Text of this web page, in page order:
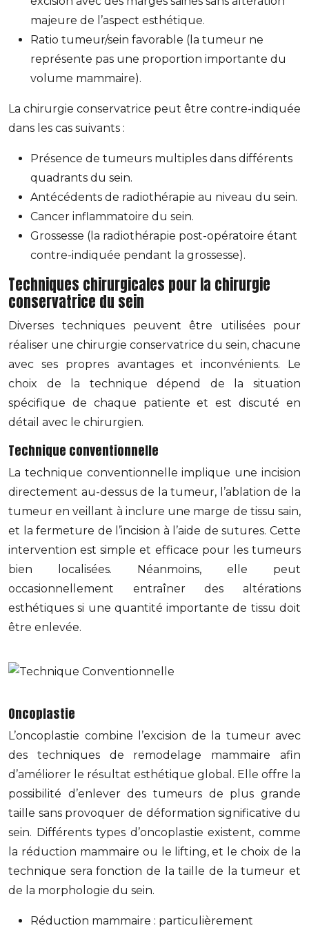
majeure de l’aspect esthétique.
Ratio tumeur/sein favorable (la tumeur ne
représente pas une proportion importante du
volume mammaire).
La chirurgie conservatrice peut être contre-indiquée
dans les cas suivants :
Présence de tumeurs multiples dans différents
quadrants du sein.
Antécédents de radiothérapie au niveau du sein.
Cancer inflammatoire du sein.
Grossesse (la radiothérapie post-opératoire étant
contre-indiquée pendant la grossesse).
Techniques chirurgicales pour la chirurgie
conservatrice du sein
Diverses techniques peuvent être utilisées pour
réaliser une chirurgie conservatrice du sein, chacune
avec ses propres avantages et inconvénients. Le
choix de la technique dépend de la situation
spécifique de chaque patiente et est discuté en
détail avec le chirurgien.
Technique conventionnelle
La technique conventionnelle implique une incision
directement au-dessus de la tumeur, l’ablation de la
tumeur en veillant à inclure une marge de tissu sain,
et la fermeture de l’incision à l’aide de sutures. Cette
intervention est simple et efficace pour les tumeurs
bien localisées. Néanmoins, elle peut
occasionnellement entraîner des altérations
esthétiques si une quantité importante de tissu doit
être enlevée.
Oncoplastie
L’oncoplastie combine l’excision de la tumeur avec
des techniques de remodelage mammaire afin
d’améliorer le résultat esthétique global. Elle offre la
possibilité d’enlever des tumeurs de plus grande
taille sans provoquer de déformation significative du
sein. Différents types d’oncoplastie existent, comme
la réduction mammaire ou le lifting, et le choix de la
technique sera fonction de la taille de la tumeur et
de la morphologie du sein.
Réduction mammaire : particulièrement